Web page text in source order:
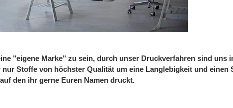
"eigene Marke" zu sein, durch unser Druckverfahren sind uns
Stoffe von höchster Qualität um eine Langlebigkeit und einen
auf den ihr gerne Euren Namen druckt.